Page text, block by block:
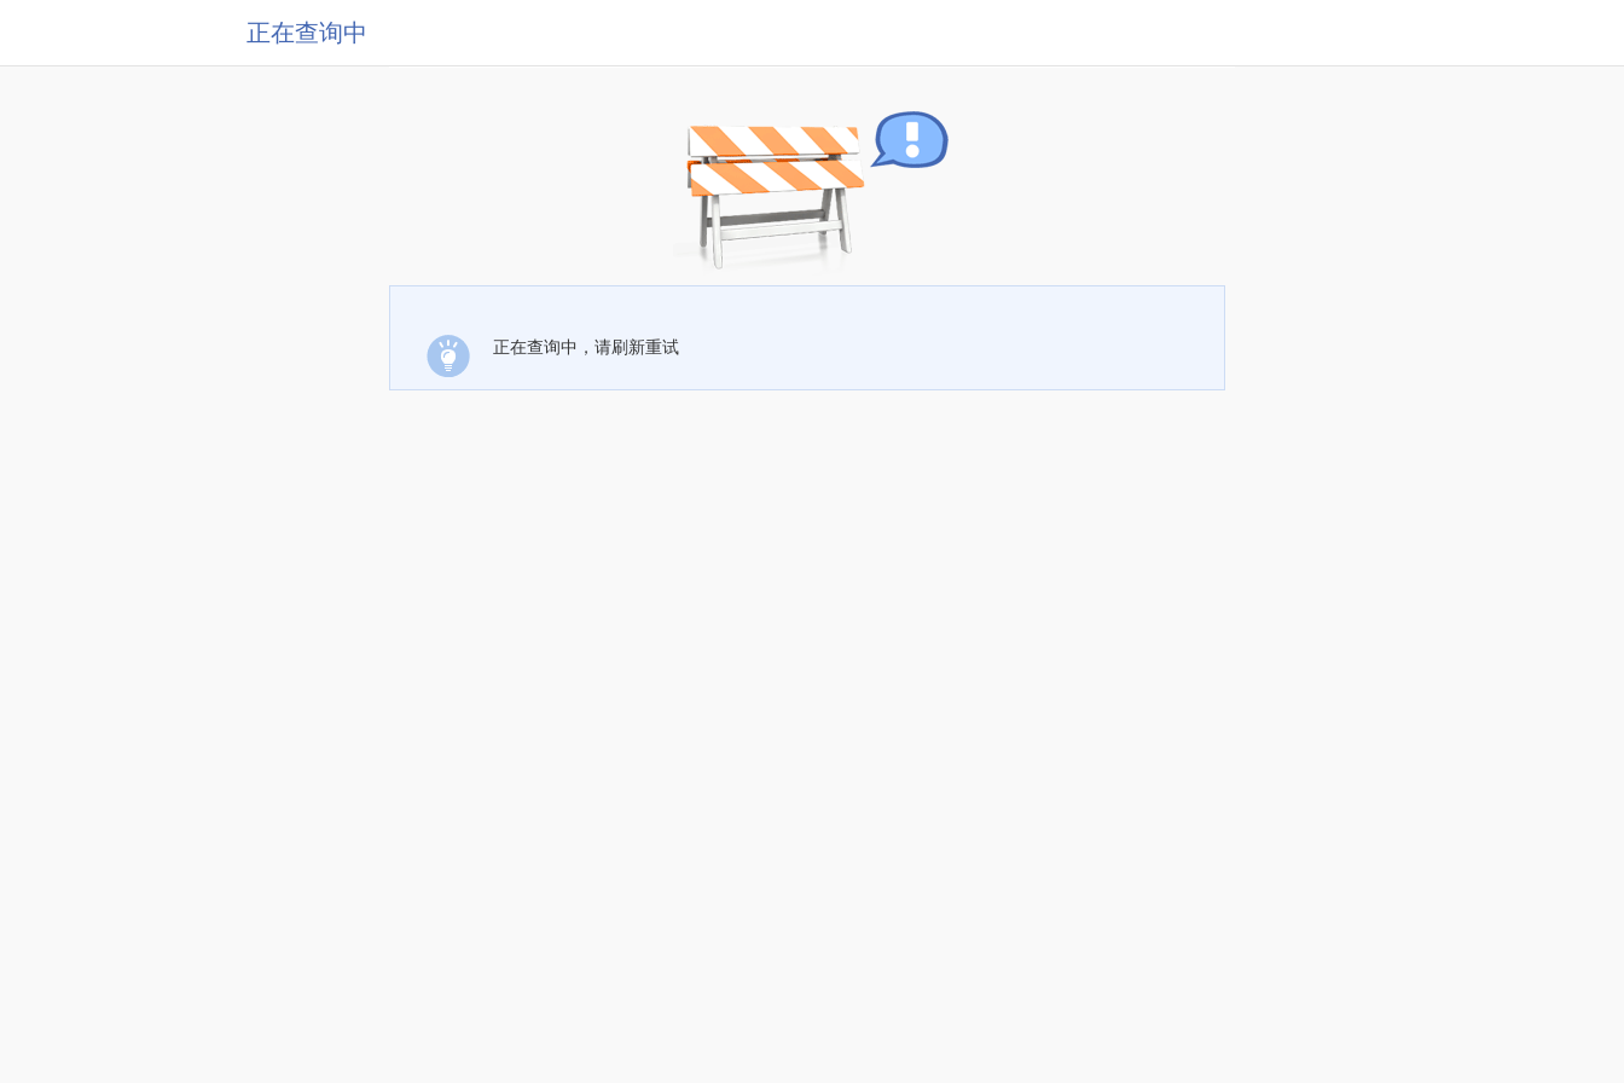
正在查询中
正在查询中，请刷新重试